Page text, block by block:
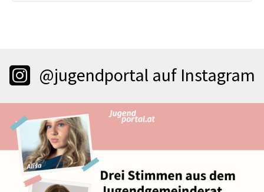
@jugendportal auf Instagram